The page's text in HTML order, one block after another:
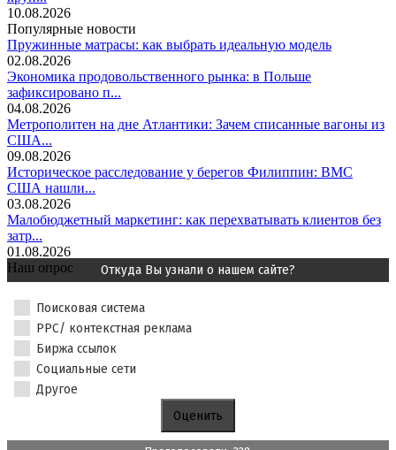
10.08.2026
Популярные новости
Пружинные матрасы: как выбрать идеальную модель
02.08.2026
Экономика продовольственного рынка: в Польше
зафиксировано п...
04.08.2026
Метрополитен на дне Атлантики: Зачем списанные вагоны из
США...
09.08.2026
Историческое расследование у берегов Филиппин: ВМС
США нашли...
03.08.2026
Малобюджетный маркетинг: как перехватывать клиентов без
затр...
01.08.2026
Наш опрос
Откуда Вы узнали о нашем сайте?
Поисковая система
PPC/ контекстная реклама
Биржа ссылок
Социальные сети
Другое